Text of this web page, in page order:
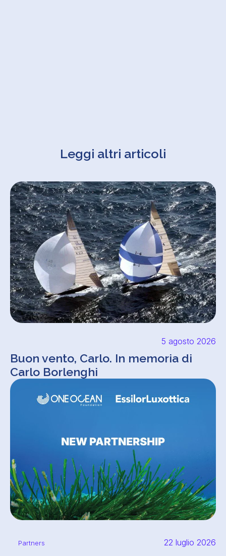
Leggi altri articoli
5 agosto 2026
Buon vento, Carlo. In memoria di
Carlo Borlenghi
Partners 22 luglio 2026